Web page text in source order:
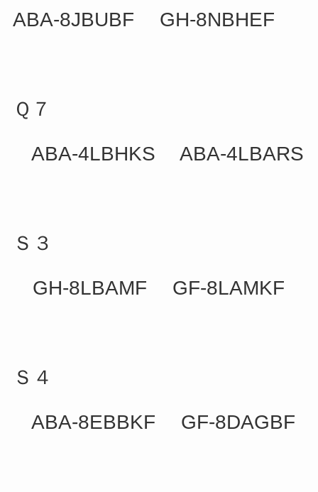
ABA-8JBUBF GH-8NBHEF
Ｑ７
ABA-4LBHKS ABA-4LBARS
Ｓ３
GH-8LBAMF GF-8LAMKF
Ｓ４
ABA-8EBBKF GF-8DAGBF